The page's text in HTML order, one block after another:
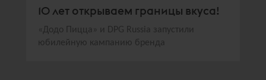
10 лет открываем границы вкуса!
«Додо Пицца» и DPG Russia запустили
юбилейную кампанию бренда